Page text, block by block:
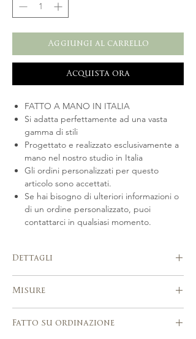
Aggiungi al carrello
Acquista ora
FATTO A MANO IN ITALIA
Si adatta perfettamente ad una vasta
gamma di stili
Progettato e realizzato esclusivamente a
mano nel nostro studio in Italia
Gli ordini personalizzati per questo
articolo sono accettati.
Se hai bisogno di ulteriori informazioni o
di un ordine personalizzato, puoi
contattarci in qualsiasi momento.
Dettagli
Realizzato a mano in tonalità oro o
argento in ottone, perle Swarovski, fiori
smaltati, perline ceche.
Misure
Fatto su ordinazione